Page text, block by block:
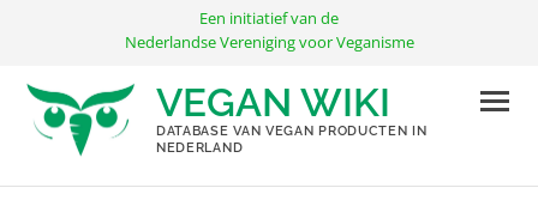
inhoud
Een initiatief van de
Nederlandse Vereniging voor Veganisme
VEGAN WIKI
DATABASE VAN VEGAN PRODUCTEN IN
NEDERLAND